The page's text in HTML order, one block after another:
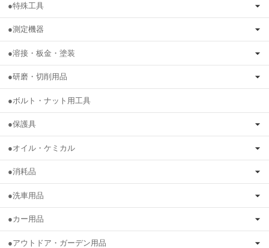
●特殊工具
●測定機器
●溶接・板金・塗装
●研磨・切削用品
●ボルト・ナット用工具
●保護具
●オイル・ケミカル
●消耗品
●洗車用品
●カー用品
●アウトドア・ガーデン用品